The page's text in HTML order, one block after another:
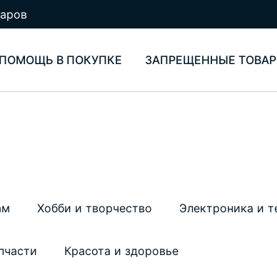
ПОМОЩЬ В ПОКУПКЕ ЗАПРЕЩЕННЫЕ
Хобби и творчество Электроника и
Красота и здоровье